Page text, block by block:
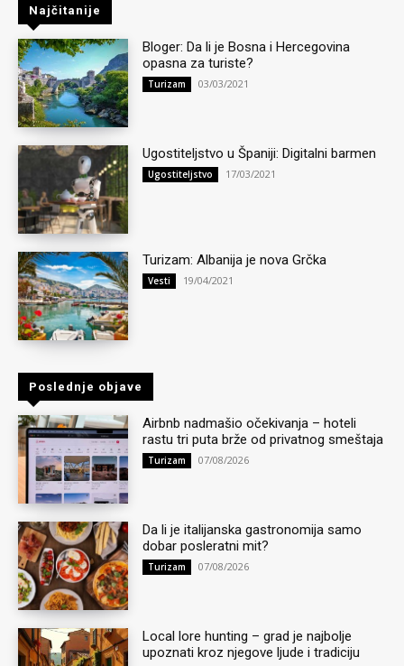
Najčitanije
Bloger: Da li je Bosna i Hercegovina
opasna za turiste?
Turizam 03/03/2021
Ugostiteljstvo u Španiji: Digitalni barmen
Ugostiteljstvo 17/03/2021
Turizam: Albanija je nova Grčka
Vesti 19/04/2021
Poslednje objave
Airbnb nadmašio očekivanja – hoteli
rastu tri puta brže od privatnog smeštaja
Turizam 07/08/2026
Da li je italijanska gastronomija samo
dobar posleratni mit?
Turizam 07/08/2026
Local lore hunting – grad je najbolje
upoznati kroz njegove ljude i tradiciju